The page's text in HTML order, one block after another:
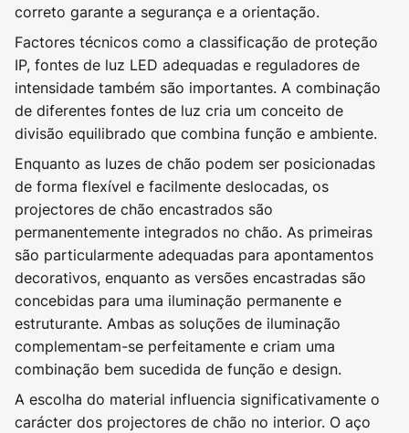
correto garante a segurança e a orientação.
Factores técnicos como a classificação de proteção
IP, fontes de luz LED adequadas e reguladores de
intensidade também são importantes. A combinação
de diferentes fontes de luz cria um conceito de
divisão equilibrado que combina função e ambiente.
Enquanto as luzes de chão podem ser posicionadas
de forma flexível e facilmente deslocadas, os
projectores de chão encastrados são
permanentemente integrados no chão. As primeiras
são particularmente adequadas para apontamentos
decorativos, enquanto as versões encastradas são
concebidas para uma iluminação permanente e
estruturante. Ambas as soluções de iluminação
complementam-se perfeitamente e criam uma
combinação bem sucedida de função e design.
A escolha do material influencia significativamente o
carácter dos projectores de chão no interior. O aço